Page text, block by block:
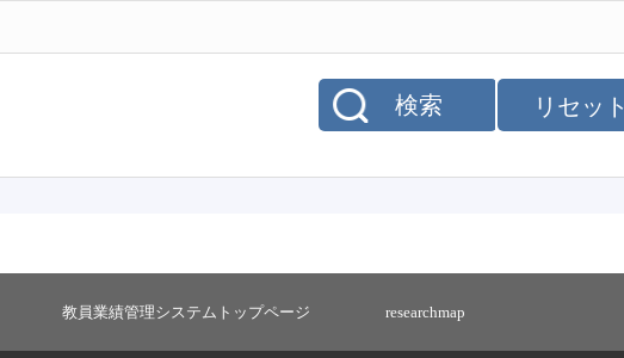
リセット
検索
教員業績管理システムトップページ researchmap